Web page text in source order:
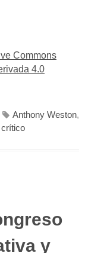
Commons
4.0
Anthony Weston,
crítico
y